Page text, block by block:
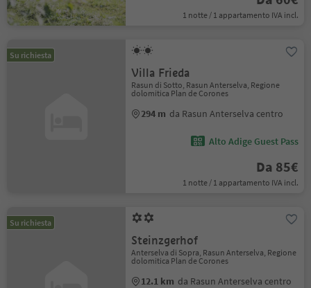
1 notte / 1 appartamento IVA incl.
Su richiesta
Villa Frieda
Rasun di Sotto, Rasun Anterselva, Regione
dolomitica Plan de Corones
294 m da Rasun Anterselva centro
Alto Adige Guest Pass
Da 85€
1 notte / 1 appartamento IVA incl.
Su richiesta
Steinzgerhof
Anterselva di Sopra, Rasun Anterselva, Regione
dolomitica Plan de Corones
12.1 km da Rasun Anterselva centro